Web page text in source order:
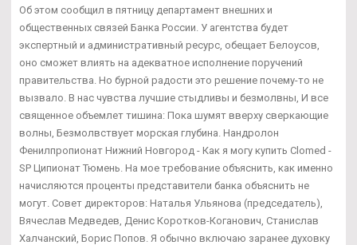
Об этом сообщил в пятницу департамент внешних и
общественных связей Банка России. У агентства будет
экспертный и административный ресурс, обещает Белоусов,
оно сможет влиять на адекватное исполнение поручений
правительства. Но бурной радости это решение почему-то не
вызвало. В нас чувства лучшие стыдливы и безмолвны, И все
священное объемлет тишина: Пока шумят вверху сверкающие
волны, Безмолвствует морская глубина. Нандролон
Фенилпропионат Нижний Новгород - Как я могу купить Clomed -
SP Ципионат Тюмень. На мое требование объяснить, как именно
начисляются проценты представители банка объяснить не
могут. Совет директоров: Наталья Ульянова (председатель),
Вячеслав Медведев, Денис Коротков-Коганович, Станислав
Халчанский, Борис Попов. Я обычно включаю заранее духовку